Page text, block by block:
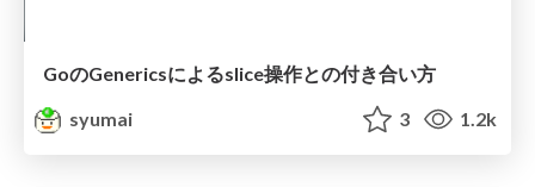
GoのGenericsによるslice操作との付き合い方
syumai
3 1.2k